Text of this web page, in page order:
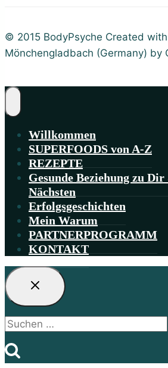
© 2015 BodyPsyche Created with
Mönchengladbach (Germany) by
Willkommen
SUPERFOODS von A-Z
REZEPTE
Gesunde Beziehung zu
Nächsten
Erfolgsgeschichten
Mein Warum
PARTNERPROGRAMM
KONTAKT
Suchen
nach: